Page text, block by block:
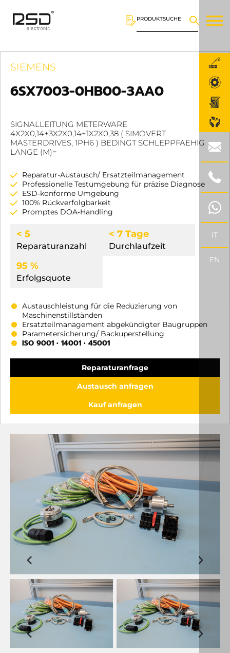
PRODUKTSUCHE
IT
EN
SIEMENS
6SX7003-0HB00-3AA0
SIGNALLEITUNG METERWARE
4X2X0,14+3X2X0,14+1X2X0,38 ( SIMOVERT
MASTERDRIVES, 1PH6 ) BEDINGT SCHLEPPFAEHIG
LANGE (M)=
Reparatur-Austausch/ Ersatzteilmanagement
Professionelle Testumgebung für präzise Diagnose
ESD‑konforme Umgebung
100% Rückverfolgbarkeit
Promptes DOA‑Handling
< 5
Reparaturanzahl
< 7 Tage
Durchlaufzeit
95 %
Erfolgsquote
Austauschleistung für die Reduzierung von
Maschinenstillständen
Ersatzteilmanagement abgekündigter Baugruppen
Parametersicherung/ Backuperstellung
ISO 9001 • 14001 • 45001
Reparaturanfrage
Austausch anfragen
Kauf anfragen